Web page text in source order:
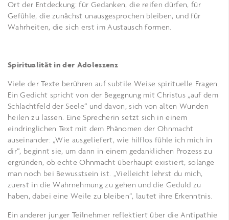
Ort der Entdeckung: für Gedanken, die reifen dürfen, für
Gefühle, die zunächst unausgesprochen bleiben, und für
Wahrheiten, die sich erst im Austausch formen.
Spiritualität in der Adoleszenz
Viele der Texte berühren auf subtile Weise spirituelle Fragen.
Ein Gedicht spricht von der Begegnung mit Christus „auf dem
Schlachtfeld der Seele“ und davon, sich von alten Wunden
heilen zu lassen. Eine Sprecherin setzt sich in einem
eindringlichen Text mit dem Phänomen der Ohnmacht
auseinander: „Wie ausgeliefert, wie hilflos fühle ich mich in
dir“, beginnt sie, um dann in einem gedanklichen Prozess zu
ergründen, ob echte Ohnmacht überhaupt existiert, solange
man noch bei Bewusstsein ist. „Vielleicht lehrst du mich,
zuerst in die Wahrnehmung zu gehen und die Geduld zu
haben, dabei eine Weile zu bleiben“, lautet ihre Erkenntnis.
Ein anderer junger Teilnehmer reflektiert über die Antipathie